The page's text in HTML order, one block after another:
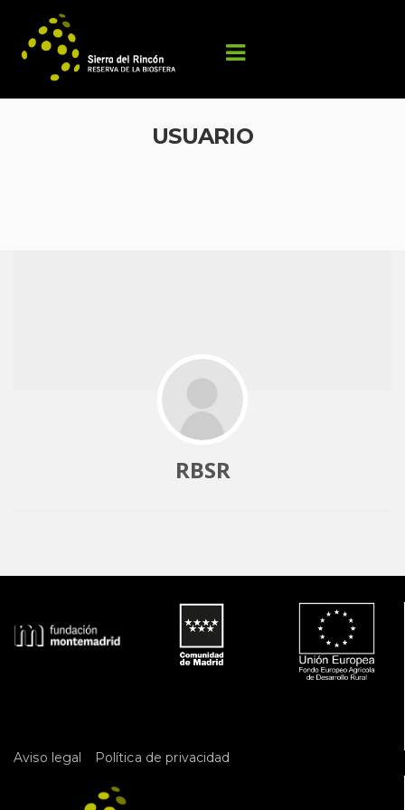
USUARIO
RBSR
Aviso legal Política de privacidad